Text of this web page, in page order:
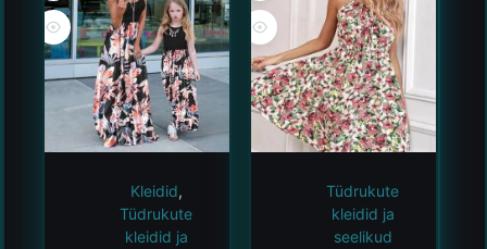
Kleidid,
Tüdrukute
kleidid ja
Tüdrukute
kleidid ja
seelikud